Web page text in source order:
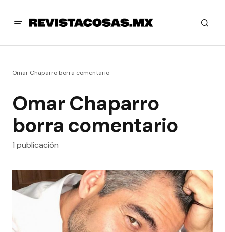
Omar Chaparro borra comentario
Omar Chaparro
borra comentario
1 publicación